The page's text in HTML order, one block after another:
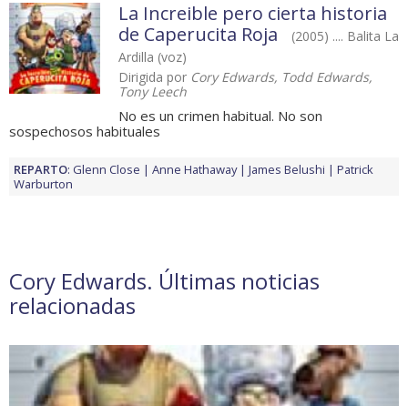
La Increible pero cierta historia
de Caperucita Roja
(2005) .... Balita La
Ardilla (voz)
Dirigida por Cory Edwards, Todd Edwards,
Tony Leech
No es un crimen habitual. No son
sospechosos habituales
REPARTO: Glenn Close Anne Hathaway James Belushi
Patrick
Warburton
Cory Edwards. Últimas noticias
relacionadas